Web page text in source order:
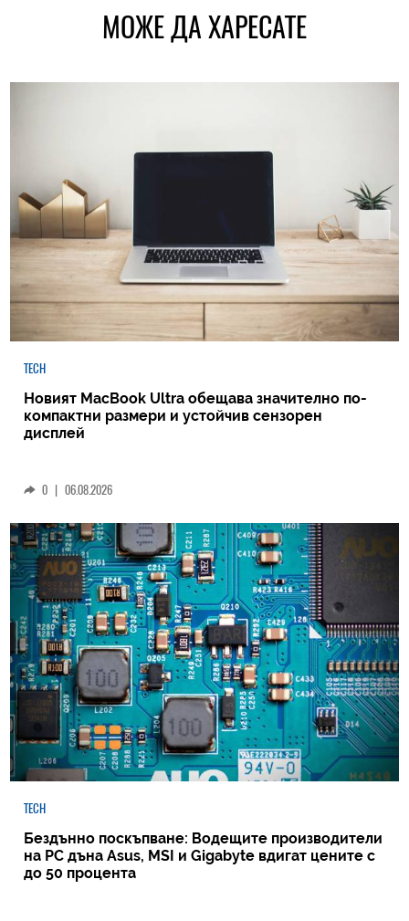
МОЖЕ ДА ХАРЕСАТЕ
TECH
Новият MacBook Ultra обещава значително по-
компактни размери и устойчив сензорен
дисплей
0 | 06.08.2026
TECH
Бездънно поскъпване: Водещите производители
на РС дъна Asus, MSI и Gigabyte вдигат цените с
до 50 процента